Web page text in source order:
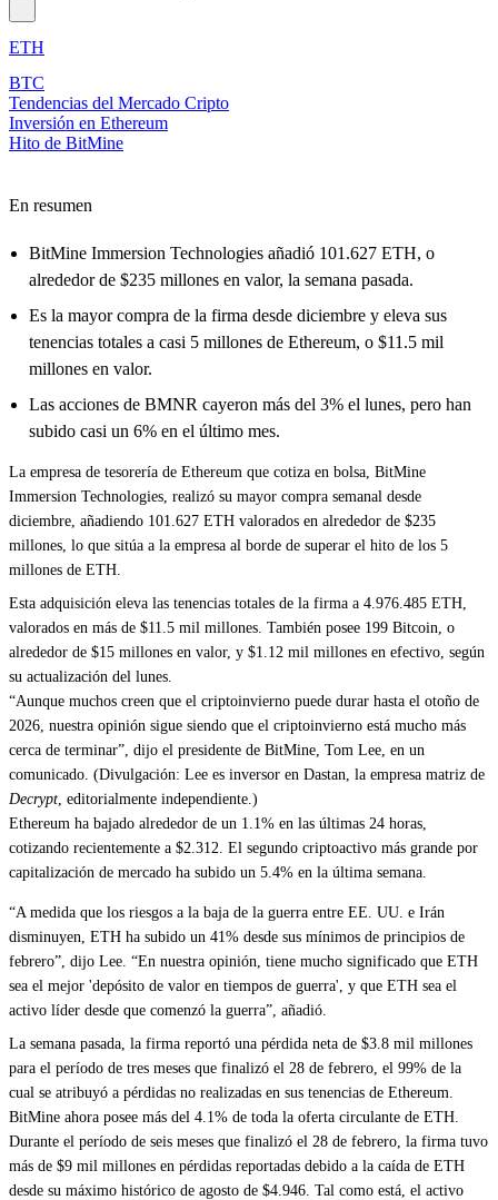
ETH
BTC
Tendencias del Mercado Cripto
Inversión en Ethereum
Hito de BitMine
En resumen
BitMine Immersion Technologies añadió 101.627 ETH, o
alrededor de $235 millones en valor, la semana pasada.
Es la mayor compra de la firma desde diciembre y eleva sus
tenencias totales a casi 5 millones de Ethereum, o $11.5 mil
millones en valor.
Las acciones de BMNR cayeron más del 3% el lunes, pero han
subido casi un 6% en el último mes.
La empresa de tesorería de Ethereum que cotiza en bolsa, BitMine
Immersion Technologies, realizó su mayor compra semanal desde
diciembre, añadiendo 101.627 ETH valorados en alrededor de $235
millones, lo que sitúa a la empresa al borde de superar el hito de los 5
millones de ETH.
Esta adquisición eleva las tenencias totales de la firma a 4.976.485 ETH,
valorados en más de $11.5 mil millones. También posee 199 Bitcoin, o
alrededor de $15 millones en valor, y $1.12 mil millones en efectivo, según
su actualización del lunes.
“Aunque muchos creen que el criptoinvierno puede durar hasta el otoño de
2026, nuestra opinión sigue siendo que el criptoinvierno está mucho más
cerca de terminar”, dijo el presidente de BitMine, Tom Lee, en un
comunicado. (Divulgación: Lee es inversor en Dastan, la empresa matriz de
Decrypt, editorialmente independiente.)
Ethereum ha bajado alrededor de un 1.1% en las últimas 24 horas,
cotizando recientemente a $2.312. El segundo criptoactivo más grande por
capitalización de mercado ha subido un 5.4% en la última semana.
“A medida que los riesgos a la baja de la guerra entre EE. UU. e Irán
disminuyen, ETH ha subido un 41% desde sus mínimos de principios de
febrero”, dijo Lee. “En nuestra opinión, tiene mucho significado que ETH
sea el mejor 'depósito de valor en tiempos de guerra', y que ETH sea el
activo líder desde que comenzó la guerra”, añadió.
La semana pasada, la firma reportó una pérdida neta de $3.8 mil millones
para el período de tres meses que finalizó el 28 de febrero, el 99% de la
cual se atribuyó a pérdidas no realizadas en sus tenencias de Ethereum.
BitMine ahora posee más del 4.1% de toda la oferta circulante de ETH.
Durante el período de seis meses que finalizó el 28 de febrero, la firma tuvo
más de $9 mil millones en pérdidas reportadas debido a la caída de ETH
desde su máximo histórico de agosto de $4.946. Tal como está, el activo